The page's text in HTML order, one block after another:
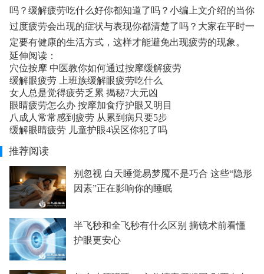
吗？缓解疲劳吃什么好你都知道了吗？小编上文介绍的当你
过度疲劳会出现的症状与表现你都清楚了吗？大家在平时一
定要有健康的生活方式，这样才能避免出现疲劳的现象。
延伸阅读：
穴位按摩 中医教你如何通过按摩缓解疲劳
缓解眼疲劳 上班族缓解眼疲劳吃什么
女人总是觉得疲劳乏累 揭秘7大元凶
眼睛疲劳怎么办 按摩加食疗护眼又明目
八成人常常感到疲劳 从累到病只要5步
缓解眼睛疲劳 儿童护眼4误区你犯了吗
推荐阅读
别忽视 白天睡觉易梦魇不是巧合 这些“隐形
因素”正在影响你的睡眠
半飞秒和全飞秒有什么区别 摘镜术前看懂
护眼更安心